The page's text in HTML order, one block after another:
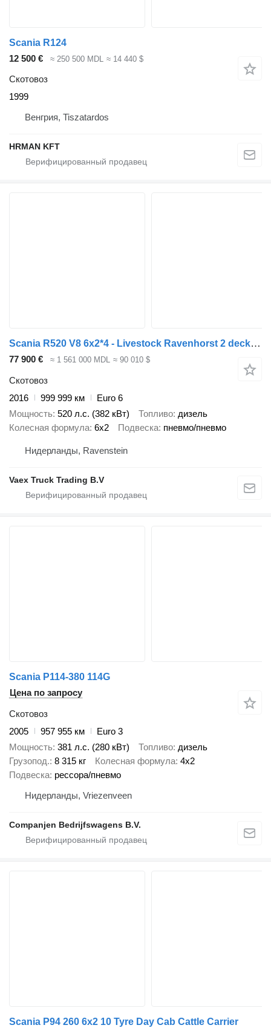
Scania R124
12 500 €
≈ 250 500 MDL ≈ 14 440 $
Скотовоз
1999
Венгрия, Tiszatardos
HRMAN KFT
Scania R520 V8 6x2*4 - Livestock Ravenhorst 2 deck + GS Meppel/Ravenhor + прицеп скотовоз
77 900 € ≈ 1 561 000 MDL ≈ 90 010 $
Скотовоз
2016
999 999 км
Euro 6
Мощность 520 л.с. (382 кВт) Топливо дизель
Колесная формула 6x2 Подвеска пневмо/пневмо
Нидерланды, Ravenstein
Vaex Truck Trading B.V
Scania P114-380 114G
Цена по запросу
Скотовоз
2005
957 955 км
Euro 3
Мощность 381 л.с. (280 кВт) Топливо дизель
Грузопод. 8 315 кг Колесная формула 4x2
Подвеска рессора/пневмо
Нидерланды, Vriezenveen
Companjen Bedrijfswagens B.V.
Scania P94 260 6x2 10 Tyre Day Cab Cattle Carrier